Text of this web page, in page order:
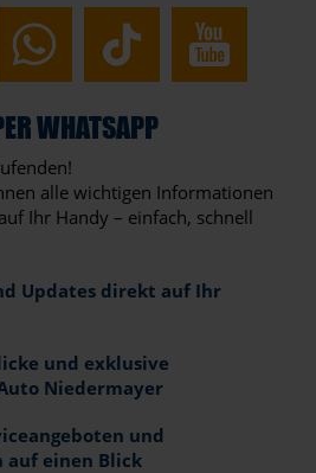
WHATSAPP
alle wichtigen Informationen
Ihr Handy – einfach, schnell
Updates direkt auf Ihr
und exklusive
Niedermayer
und
einen Blick